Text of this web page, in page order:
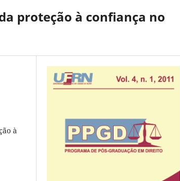
proteção à confiança no
à